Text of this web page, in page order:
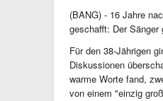
(BANG) - 16 Jahre
geschafft: Der Sänger
Für den 38-Jährigen
Diskussionen
warme Worte fand,
von einem "einzig